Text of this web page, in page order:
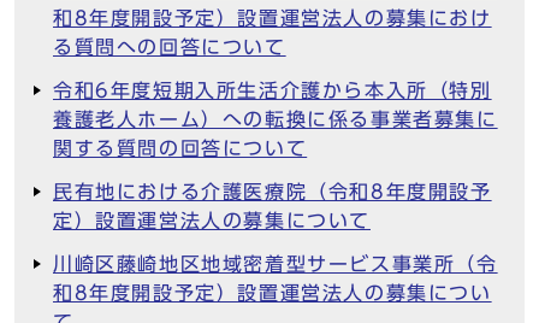
和8年度開設予定）設置運営法人の募集におけ
る質問への回答について
令和6年度短期入所生活介護から本入所（特別
養護老人ホーム）への転換に係る事業者募集に
関する質問の回答について
民有地における介護医療院（令和8年度開設予
定）設置運営法人の募集について
川崎区藤崎地区地域密着型サービス事業所（令
和8年度開設予定）設置運営法人の募集につい